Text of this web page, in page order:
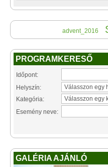
advent_2016
PROGRAMKERESŐ
Időpont:
Helyszín:
Kategória:
Esemény neve:
GALÉRIA AJÁNLÓ